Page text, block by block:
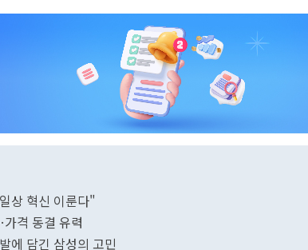
상 혁신 이룬다"
격 동결 유력
에 담긴 삼성의 고민